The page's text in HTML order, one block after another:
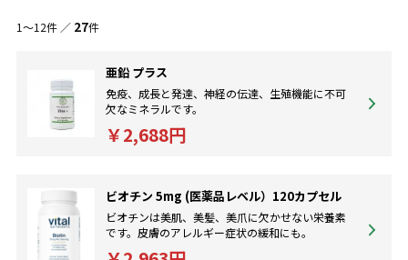
販売している各種ビタミン、ミネラルは世界最高峰のクオリティーと
1～12件 ／ 27件
亜鉛 プラス
免疫、成長と発達、神経の伝達、生殖機能に不可
欠なミネラルです。
￥2,688円
ビオチン 5mg (医薬品レベル）120カプセル
ビオチンは美肌、美髪、美爪に欠かせない栄養素
です。皮膚のアレルギー症状の緩和にも。